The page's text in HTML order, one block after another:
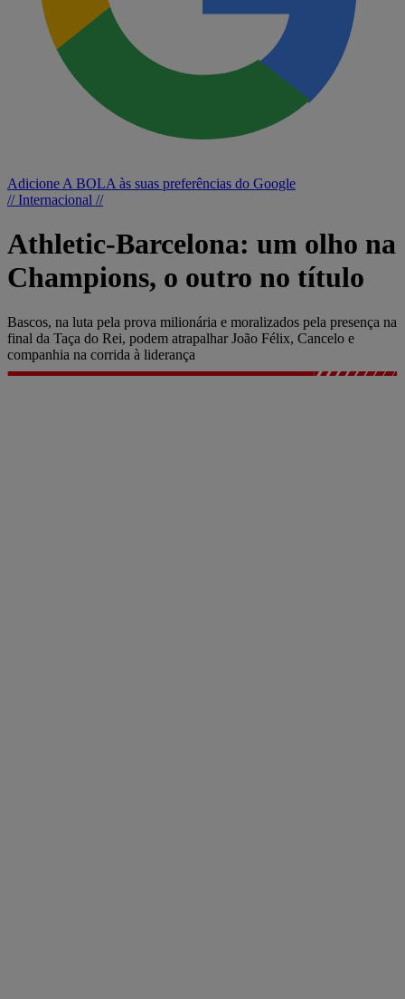
Adicione A BOLA às suas preferências do Google
// Internacional //
Athletic-Barcelona: um olho na
Champions, o outro no título
Bascos, na luta pela prova milionária e moralizados pela presença na
final da Taça do Rei, podem atrapalhar João Félix, Cancelo e
companhia na corrida à liderança